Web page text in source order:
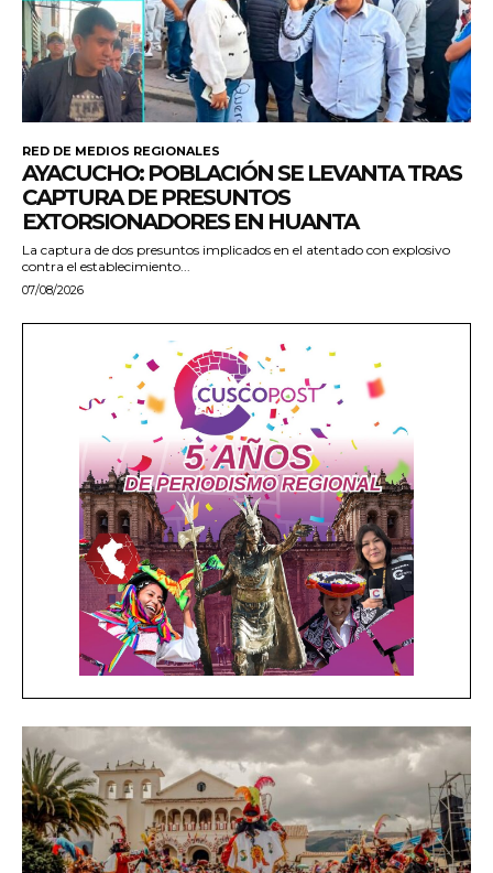
RED DE MEDIOS REGIONALES
AYACUCHO: POBLACIÓN SE LEVANTA TRAS
CAPTURA DE PRESUNTOS
EXTORSIONADORES EN HUANTA
La captura de dos presuntos implicados en el atentado con explosivo
contra el establecimiento...
07/08/2026